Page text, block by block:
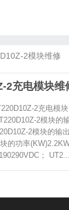
2模块维修
2充电模块维
2充电模
2模块的
2模块的输
的功率
； UT2...